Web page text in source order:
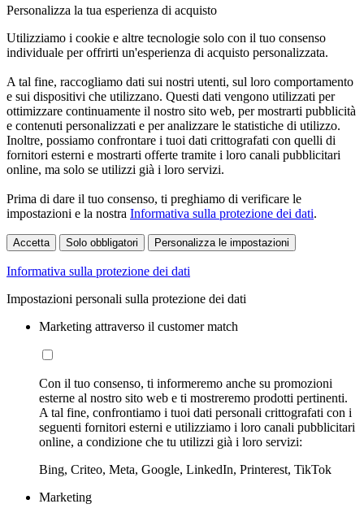
Personalizza la tua esperienza di acquisto
Utilizziamo i cookie e altre tecnologie solo con il tuo consenso
individuale per offrirti un'esperienza di acquisto personalizzata.
A tal fine, raccogliamo dati sui nostri utenti, sul loro comportamento
e sui dispositivi che utilizzano. Questi dati vengono utilizzati per
ottimizzare continuamente il nostro sito web, per mostrarti pubblicità
e contenuti personalizzati e per analizzare le statistiche di utilizzo.
Inoltre, possiamo confrontare i tuoi dati crittografati con quelli di
fornitori esterni e mostrarti offerte tramite i loro canali pubblicitari
online, ma solo se utilizzi già i loro servizi.
Prima di dare il tuo consenso, ti preghiamo di verificare le
impostazioni e la nostra Informativa sulla protezione dei dati.
Accetta Solo obbligatori Personalizza le impostazioni
Informativa sulla protezione dei dati
Impostazioni personali sulla protezione dei dati
Marketing attraverso il customer match
Con il tuo consenso, ti informeremo anche su promozioni
esterne al nostro sito web e ti mostreremo prodotti pertinenti.
A tal fine, confrontiamo i tuoi dati personali crittografati con i
seguenti fornitori esterni e utilizziamo i loro canali pubblicitari
online, a condizione che tu utilizzi già i loro servizi:
Bing, Criteo, Meta, Google, LinkedIn, Printerest, TikTok
Marketing